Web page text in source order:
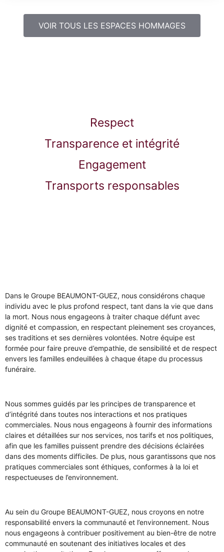
VOIR TOUS LES ESPACES HOMMAGES
Respect
Transparence et intégrité
Engagement
Transports responsables
Dans le Groupe BEAUMONT-GUEZ, nous considérons chaque
individu avec le plus profond respect, tant dans la vie que dans
la mort. Nous nous engageons à traiter chaque défunt avec
dignité et compassion, en respectant pleinement ses croyances,
ses traditions et ses dernières volontées. Notre équipe est
formée pour faire preuve d’empathie, de sensibilité et de respect
envers les familles endeuillées à chaque étape du processus
funéraire.
Nous sommes guidés par les principes de transparence et
d’intégrité dans toutes nos interactions et nos pratiques
commerciales. Nous nous engageons à fournir des informations
claires et détaillées sur nos services, nos tarifs et nos politiques,
afin que les familles puissent prendre des décisions éclairées
dans des moments difficiles. De plus, nous garantissons que nos
pratiques commerciales sont éthiques, conformes à la loi et
respectueuses de l’environnement.
Au sein du Groupe BEAUMONT-GUEZ, nous croyons en notre
responsabilité envers la communauté et l’environnement. Nous
nous engageons à contribuer positivement au bien-être de notre
communauté en soutenant des initiatives locales et des